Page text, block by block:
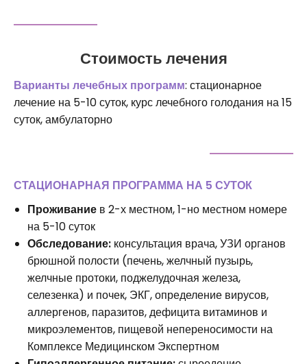
Стоимость лечения
Варианты лечебных программ: стационарное
лечение на 5-10 суток, курс лечебного голодания на 15
суток, амбулаторно
СТАЦИОНАРНАЯ ПРОГРАММА НА 5 СУТОК
Проживание в 2-х местном, 1-но местном номере
на 5-10 суток
Обследование: консультация врача, УЗИ органов
брюшной полости (печень, желчный пузырь,
желчные протоки, поджелудочная железа,
селезенка) и почек, ЭКГ, определение вирусов,
аллергенов, паразитов, дефицита витаминов и
микроэлементов, пищевой непереносимости на
Комплексе Медицинском Экспертном